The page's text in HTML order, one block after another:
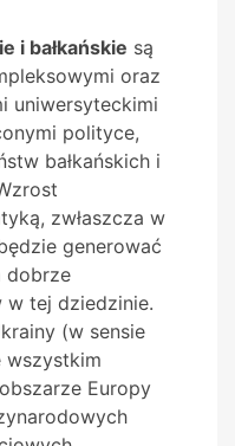
i bałkańskie są
oraz
uniwersyteckimi
polityce,
bałkańskich i
zwłaszcza w
generować
dobrze
w tej dziedzinie.
(w sensie
wszystkim
Europy